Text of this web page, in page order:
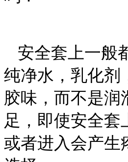
安全套上一般
纯净水，乳化剂
胶味，而不是润
足，即使安全
或者进入会产生